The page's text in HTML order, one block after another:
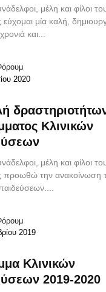
μέλη και φίλοι
μία καλή,
και...
2020
Κλινικών
μέλη και φίλοι
προωθώ την ανακοίνωση
2019
Κλινικών
2019-2020